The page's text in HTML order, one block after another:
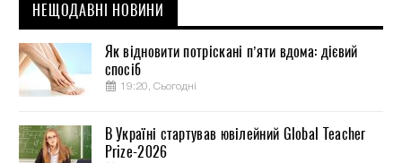
НЕЩОДАВНІ НОВИНИ
Як відновити потріскані п’яти вдома: дієвий
спосіб
19:20, Сьогодні
В Україні стартував ювілейний Global Teacher
Prize-2026